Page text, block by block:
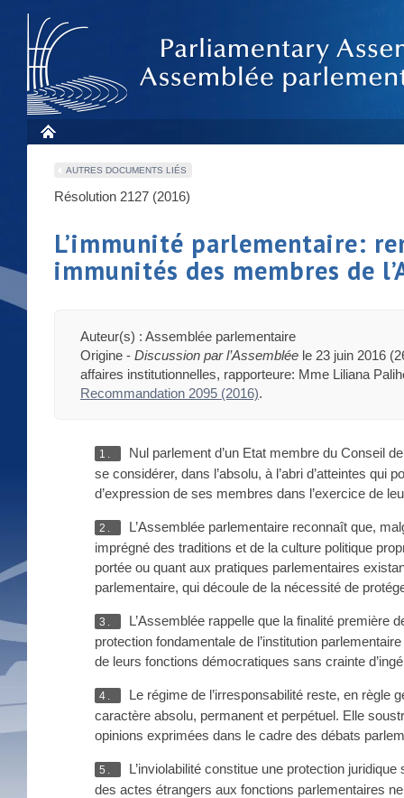
AUTRES DOCUMENTS LIÉS
Résolution 2127 (2016)
L’immunité parlementaire:
immunités des membres de
Auteur(s) : Assemblée parlementaire
Origine - Discussion par l’Assemblée le 23 juin 2016
affaires institutionnelles, rapporteure: Mme Liliana
Recommandation 2095 (2016).
1.
Nul parlement d’un Etat membre du Conseil
se considérer, dans l’absolu, à l’abri d’atteintes qui
d’expression de ses membres dans l’exercice de
2.
L’Assemblée parlementaire reconnaît que,
imprégné des traditions et de la culture politique
portée ou quant aux pratiques parlementaires
parlementaire, qui découle de la nécessité de
3.
L’Assemblée rappelle que la finalité première
protection fondamentale de l’institution
de leurs fonctions démocratiques sans crainte
4.
Le régime de l’irresponsabilité reste, en règle
caractère absolu, permanent et perpétuel. Elle
opinions exprimées dans le cadre des débats
5.
L’inviolabilité constitue une protection
des actes étrangers aux fonctions parlementaires